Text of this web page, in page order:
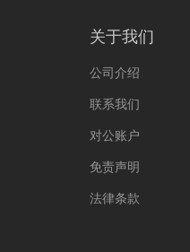
关于我们
公司介绍
联系我们
对公账户
免责声明
法律条款